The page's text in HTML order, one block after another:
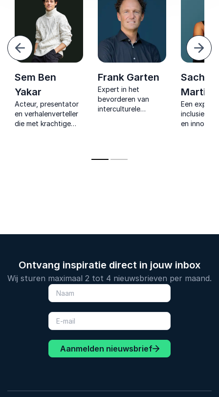
Sem Ben
Yakar
Acteur, presentator
en verhalenverteller
die met krachtige
Frank Garten
Expert in het
bevorderen van
interculturele
organisaties.
Sacha
Martina
Een expert
inclusie,
en
Ontvang inspiratie direct in jouw inbox
Wij sturen maximaal 2 tot 4 nieuwsbrieven per maand.
Aanmelden nieuwsbrief